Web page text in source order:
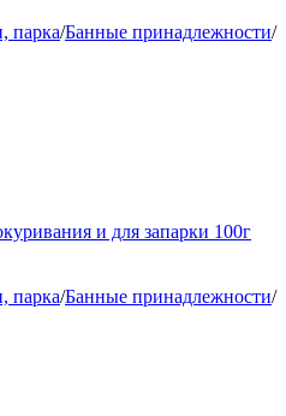
парка/Банные принадлежности/
и для запарки 100г
парка/Банные принадлежности/